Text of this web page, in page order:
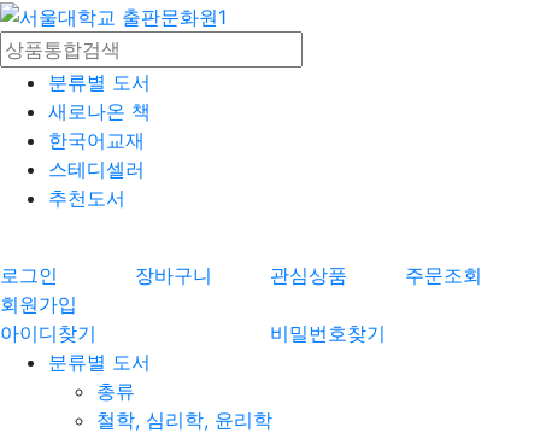
분류별 도서
새로나온 책
한국어교재
스테디셀러
추천도서
로그인 장바구니 관심상품
주문조회
회원가입
아이디찾기
비밀번호찾기
분류별 도서
총류
철학, 심리학, 윤리학